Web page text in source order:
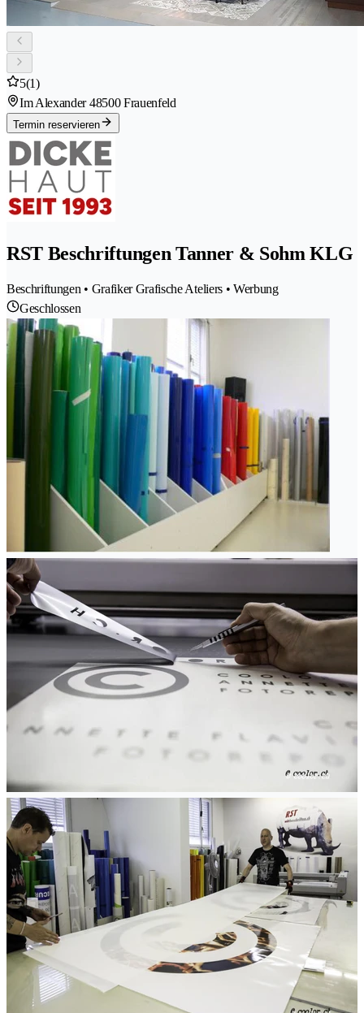
5(1)
Im Alexander 48500 Frauenfeld
Termin reservieren
RST Beschriftungen Tanner & Sohm KLG
Beschriftungen • Grafiker Grafische Ateliers • Werbung
Geschlossen